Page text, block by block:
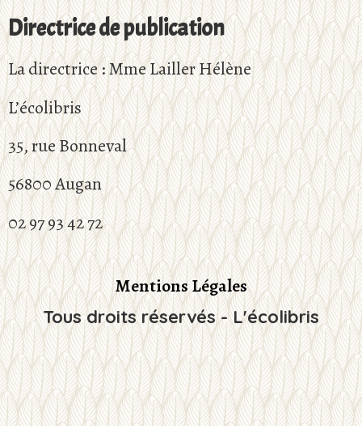
Directrice de publication
La directrice : Mme Lailler Hélène
L’écolibris
35, rue Bonneval
56800 Augan
02 97 93 42 72
Mentions Légales
Tous droits réservés - L'écolibris